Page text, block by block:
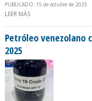
PUBLICADO: 15 de octubre de 2025
LEER MÁS
Petróleo venezolano
2025